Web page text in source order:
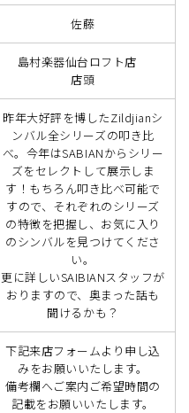
佐藤
島村楽器仙台ロフト店
店頭
昨年大好評を博したZildjianシ
ンバル全シリーズの叩き比
べ。今年はSABIANからシリー
ズをセレクトして展示しま
す！もちろん叩き比べ可能で
すので、それぞれのシリーズ
の特徴を把握し、お気に入り
のシンバルを見つけてくださ
い。
更に詳しいSAIBIANスタッフが
おりますので、奥まった話も
聞けるかも？
下記来店フォームより申し込
みをお願いいたします。
備考欄へご案内ご希望時間の
記載をお願いいたします。